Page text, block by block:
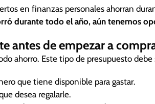
a llenar su carrito de compras
que le notifican cuando alguna
hechas por usted mismo que, incluso,
puede pasar una tarde horneando
deudas de tarjetas de crédito,
en finanzas personales ahorran
durante todo el año, aún tenemos
antes de empezar a
ahorro. Este tipo de presupuesto
que tiene disponible para gastar.
desea regalarle.